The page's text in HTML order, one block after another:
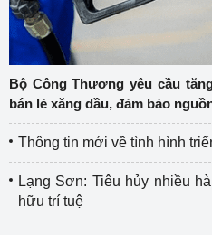
Bộ Công Thương yêu cầu
bán lẻ xăng dầu, đảm bảo
Thông tin mới về tình hình
Lạng Sơn: Tiêu hủy nhiều
hữu trí tuệ